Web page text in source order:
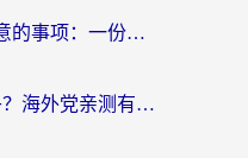
国外玩星战前夜需要注意的事项：一份来自老玩家的网络生存指南
在国外能玩剑灵2吗知乎？海外党亲测有效的国服游戏加速指南